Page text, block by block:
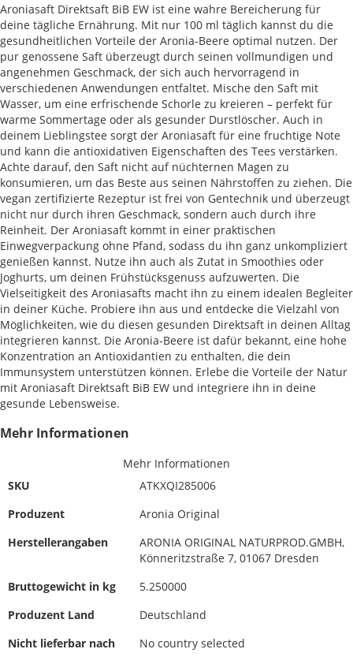
Aroniasaft Direktsaft BiB EW ist eine wahre Bereicherung für
deine tägliche Ernährung. Mit nur 100 ml täglich kannst du die
gesundheitlichen Vorteile der Aronia-Beere optimal nutzen. Der
pur genossene Saft überzeugt durch seinen vollmundigen und
angenehmen Geschmack, der sich auch hervorragend in
verschiedenen Anwendungen entfaltet. Mische den Saft mit
Wasser, um eine erfrischende Schorle zu kreieren – perfekt für
warme Sommertage oder als gesunder Durstlöscher. Auch in
deinem Lieblingstee sorgt der Aroniasaft für eine fruchtige Note
und kann die antioxidativen Eigenschaften des Tees verstärken.
Achte darauf, den Saft nicht auf nüchternen Magen zu
konsumieren, um das Beste aus seinen Nährstoffen zu ziehen. Die
vegan zertifizierte Rezeptur ist frei von Gentechnik und überzeugt
nicht nur durch ihren Geschmack, sondern auch durch ihre
Reinheit. Der Aroniasaft kommt in einer praktischen
Einwegverpackung ohne Pfand, sodass du ihn ganz unkompliziert
genießen kannst. Nutze ihn auch als Zutat in Smoothies oder
Joghurts, um deinen Frühstücksgenuss aufzuwerten. Die
Vielseitigkeit des Aroniasafts macht ihn zu einem idealen Begleiter
in deiner Küche. Probiere ihn aus und entdecke die Vielzahl von
Möglichkeiten, wie du diesen gesunden Direktsaft in deinen Alltag
integrieren kannst. Die Aronia-Beere ist dafür bekannt, eine hohe
Konzentration an Antioxidantien zu enthalten, die dein
Immunsystem unterstützen können. Erlebe die Vorteile der Natur
mit Aroniasaft Direktsaft BiB EW und integriere ihn in deine
gesunde Lebensweise.
Mehr Informationen
Mehr Informationen
SKU
ATKXQI285006
Produzent
Aronia Original
Herstellerangaben
ARONIA ORIGINAL NATURPROD.GMBH,
Könneritzstraße 7, 01067 Dresden
Bruttogewicht in kg
5.250000
Produzent Land
Deutschland
Nicht lieferbar nach
No country selected